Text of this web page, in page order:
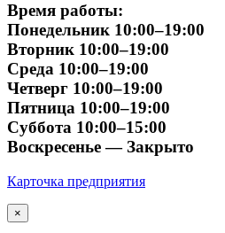
Время работы:
Понедельник 10:00–19:00
Вторник 10:00–19:00
Среда 10:00–19:00
Четверг 10:00–19:00
Пятница 10:00–19:00
Суббота 10:00–15:00
Воскресенье — Закрыто
Карточка предприятия
×